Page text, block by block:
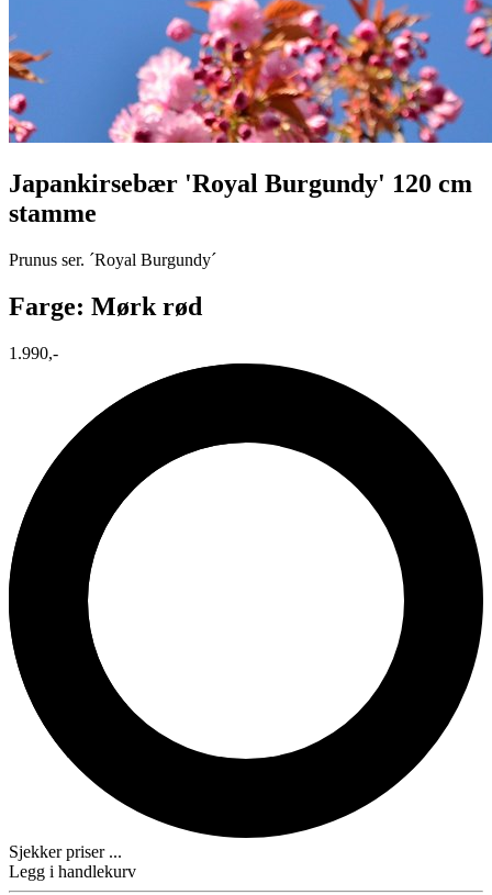
Japankirsebær 'Royal Burgundy' 120 cm
stamme
Prunus ser. ´Royal Burgundy´
Farge: Mørk rød
1.990,-
Sjekker priser ...
Legg i handlekurv